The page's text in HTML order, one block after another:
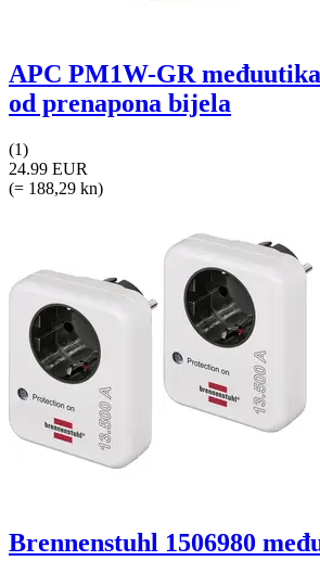
APC PM1W-GR
od prenapona bijela
(1)
24.99 EUR
(= 188,29 kn)
Brennenstuhl 1506980